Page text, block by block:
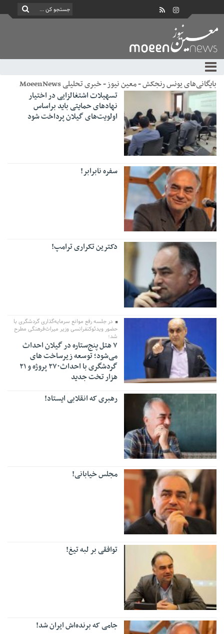
بایگانی‌های یونس رنجکش - معین نیوز - خبری تحلیلی MoeenNews
تسهیلات اشتغالزایی در اختیار
نهادهای حمایتی باید براساس
اولویت‌های گیلان پرداخت شود
سفره نابرابر!
دکترین تکراری ترامپ!
در جلسه رفع موانع سرمایه‌گذاری گردشگری با
حضور ویدئوکنفرانسی وزیر میراث‌فرهنگی مطرح
شد؛
۷ هتل پنج‌ستاره در گیلان احداث
می‌شود؛ توسعه زیرساخت های
گردشگری با احداث۲۷۰ پروژه و ۲۱
هزار تخت جدید
رهبری که انقلابی ایستاد!
مجلس خیابانی!
توافقی بر لبه تیغ!
جامی که برنده‌اش ایران شد!